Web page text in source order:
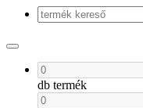
db termék